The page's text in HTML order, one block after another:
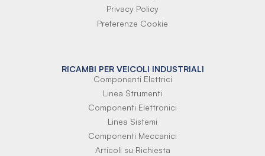
Privacy Policy
Preferenze Cookie
RICAMBI PER VEICOLI INDUSTRIALI
Componenti Elettrici
Linea Strumenti
Componenti Elettronici
Linea Sistemi
Componenti Meccanici
Articoli su Richiesta